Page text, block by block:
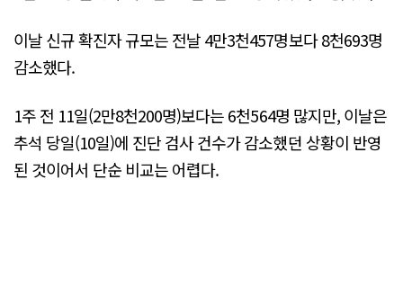
이날 신규 확진자 규모는 전날 4만3천457명보다 8천693명
감소했다.
1주 전 11일(2만8천200명)보다는 6천564명 많지만, 이날은
추석 당일(10일)에 진단 검사 건수가 감소했던 상황이 반영
된 것이어서 단순 비교는 어렵다.